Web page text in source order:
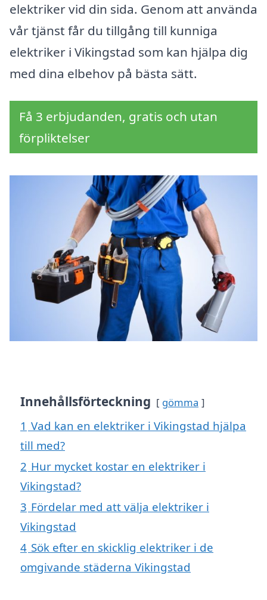
elektriker vid din sida. Genom att använda
vår tjänst får du tillgång till kunniga
elektriker i Vikingstad som kan hjälpa dig
med dina elbehov på bästa sätt.
Få 3 erbjudanden, gratis och utan
förpliktelser
Innehållsförteckning gömma
1 Vad kan en elektriker i Vikingstad hjälpa
till med?
2 Hur mycket kostar en elektriker i
Vikingstad?
3 Fördelar med att välja elektriker i
Vikingstad
4 Sök efter en skicklig elektriker i de
omgivande städerna Vikingstad